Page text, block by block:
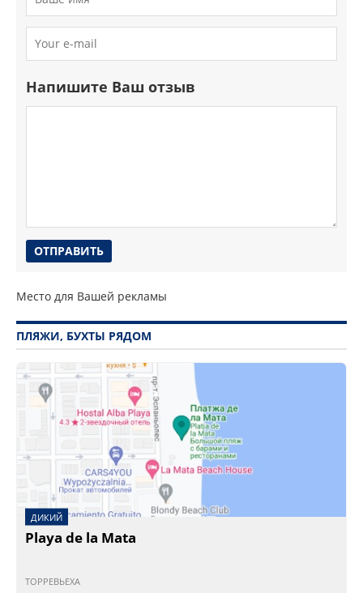
Напишите Ваш отзыв
Место для Вашей рекламы
ПЛЯЖИ, БУХТЫ РЯДОМ
ДИКИЙ
Playa de la Mata
ТОРРЕВЬЕХА